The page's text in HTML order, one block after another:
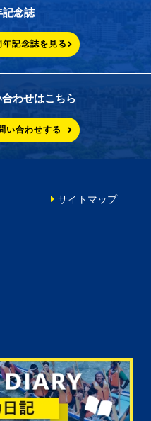
記念誌
記念誌を見る
わせはこちら
い合わせする
サイトマップ